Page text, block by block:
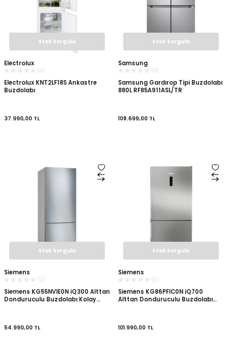
Stok Sorgula
Electrolux
(0)
Electrolux KNT2LF18S Ankastre
Buzdolabı
37.990,00 TL
Stok Sorgula
Samsung
(0)
Samsung Gardırop Tipi Buzdolabı
880L RF85A911ASL/TR
108.699,00 TL
Stok Sorgula
Siemens
(0)
Siemens KG55NVIE0N iQ300 Alttan
Donduruculu Buzdolabı Kolay
54.990,00 TL
Stok Sorgula
Siemens
(0)
Siemens KG86PFIC0N iQ700
Alttan Donduruculu Buzdolabı
101.990,00 TL